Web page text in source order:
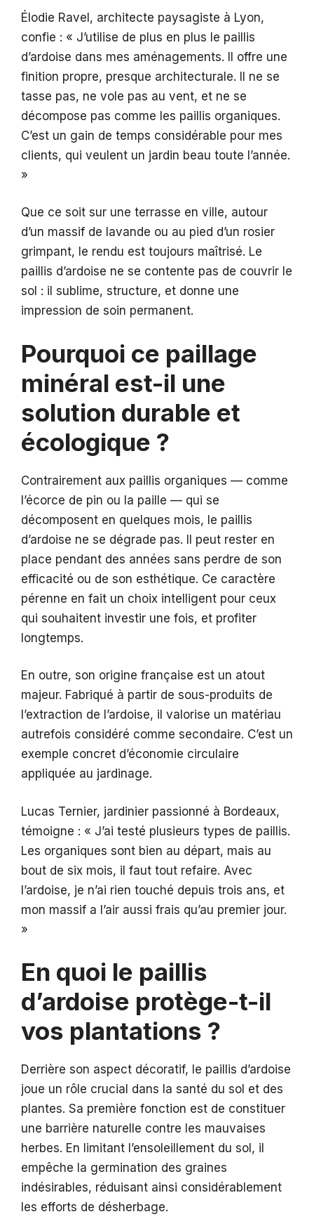
Élodie Ravel, architecte paysagiste à Lyon,
confie : « J’utilise de plus en plus le paillis
d’ardoise dans mes aménagements. Il offre une
finition propre, presque architecturale. Il ne se
tasse pas, ne vole pas au vent, et ne se
décompose pas comme les paillis organiques.
C’est un gain de temps considérable pour mes
clients, qui veulent un jardin beau toute l’année.
»
Que ce soit sur une terrasse en ville, autour
d’un massif de lavande ou au pied d’un rosier
grimpant, le rendu est toujours maîtrisé. Le
paillis d’ardoise ne se contente pas de couvrir le
sol : il sublime, structure, et donne une
impression de soin permanent.
Pourquoi ce paillage
minéral est-il une
solution durable et
écologique ?
Contrairement aux paillis organiques — comme
l’écorce de pin ou la paille — qui se
décomposent en quelques mois, le paillis
d’ardoise ne se dégrade pas. Il peut rester en
place pendant des années sans perdre de son
efficacité ou de son esthétique. Ce caractère
pérenne en fait un choix intelligent pour ceux
qui souhaitent investir une fois, et profiter
longtemps.
En outre, son origine française est un atout
majeur. Fabriqué à partir de sous-produits de
l’extraction de l’ardoise, il valorise un matériau
autrefois considéré comme secondaire. C’est un
exemple concret d’économie circulaire
appliquée au jardinage.
Lucas Ternier, jardinier passionné à Bordeaux,
témoigne : « J’ai testé plusieurs types de paillis.
Les organiques sont bien au départ, mais au
bout de six mois, il faut tout refaire. Avec
l’ardoise, je n’ai rien touché depuis trois ans, et
mon massif a l’air aussi frais qu’au premier jour.
»
En quoi le paillis
d’ardoise protège-t-il
vos plantations ?
Derrière son aspect décoratif, le paillis d’ardoise
joue un rôle crucial dans la santé du sol et des
plantes. Sa première fonction est de constituer
une barrière naturelle contre les mauvaises
herbes. En limitant l’ensoleillement du sol, il
empêche la germination des graines
indésirables, réduisant ainsi considérablement
les efforts de désherbage.